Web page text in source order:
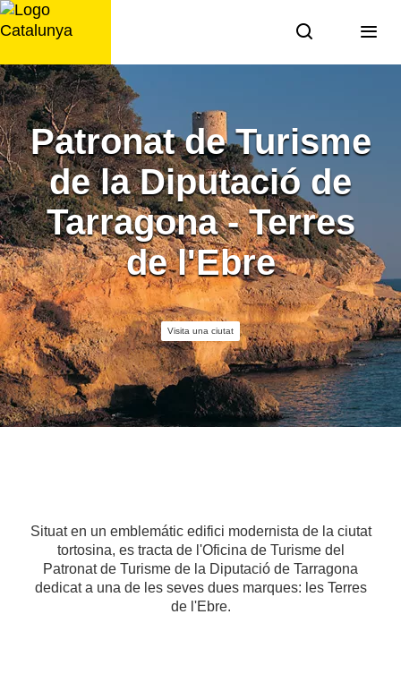
Saltar
al
Patronat de Turisme
de la Diputació de
Tarragona - Terres
de l'Ebre
Visita una ciutat
Situat en un emblemátic edifici modernista de la ciutat
tortosina, es tracta de l'Oficina de Turisme del
Patronat de Turisme de la Diputació de Tarragona
dedicat a una de les seves dues marques: les Terres
de l'Ebre.